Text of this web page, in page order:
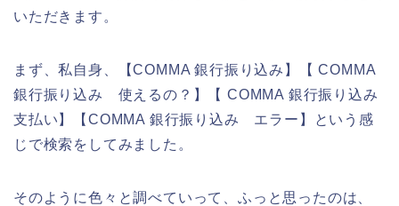
いただきます。
まず、私自身、【COMMA 銀行振り込み】【 COMMA
銀行振り込み 使えるの？】【 COMMA 銀行振り込み
支払い】【COMMA 銀行振り込み エラー】という感
じで検索をしてみました。
そのように色々と調べていって、ふっと思ったのは、